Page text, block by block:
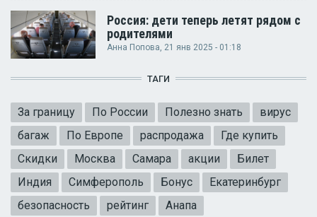
Россия: дети теперь летят рядом с
родителями
Анна Попова, 21 янв 2025 - 01:18
ТАГИ
За границу По России Полезно знать
вирус
багаж
По Европе распродажа
Где купить
Скидки
Москва Самара акции
Билет
Индия
Симферополь Бонус
Екатеринбург
безопасность
рейтинг Анапа